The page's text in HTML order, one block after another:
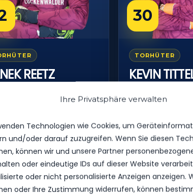
Ihre Privatsphäre verwalten
Technologien wie Cookies, um
und/oder darauf zuzugreifen. Wenn Sie diesen
können wir und unsere Partner
oder eindeutige IDs auf dieser Website
oder nicht personalisierte Anzeigen anzeigen.
oder Ihre Zustimmung widerrufen, können
REETZ
30
TORHÜTER
KEVIN